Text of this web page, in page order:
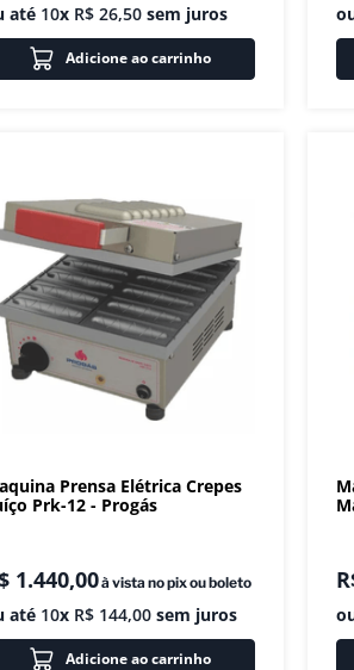
até 10x R$ 26,50 sem juros
Adicione ao carrinho
Prensa Elétrica Crepes
Prk-12 - Progás
1.440,00à vista no pix ou boleto
até 10x R$ 144,00 sem juros
Adicione ao carrinho